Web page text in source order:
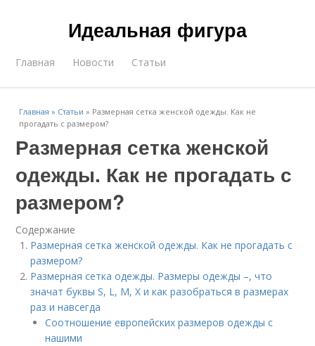
Идеальная фигура
Главная Новости Статьи
Главная » Статьи » Размерная сетка женской одежды. Как не
прогадать с размером?
Размерная сетка женской
одежды. Как не прогадать с
размером?
Содержание
Размерная сетка женской одежды. Как не прогадать с
размером?
Размерная сетка одежды. Размеры одежды –, что
значат буквы S, L, M, X и как разобраться в размерах
раз и навсегда
Соотношение европейских размеров одежды с
нашими